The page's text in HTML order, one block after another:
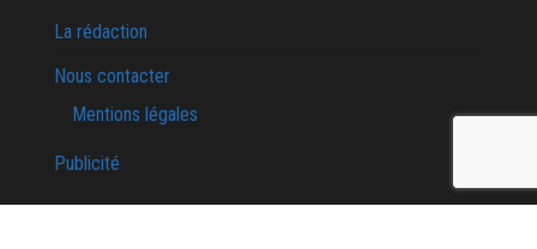
La rédaction
Nous contacter
Mentions légales
Publicité